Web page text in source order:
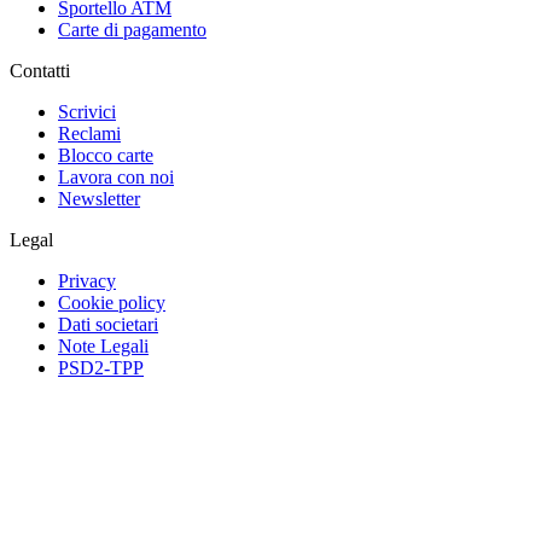
Sportello ATM
Carte di pagamento
Contatti
Scrivici
Reclami
Blocco carte
Lavora con noi
Newsletter
Legal
Privacy
Cookie policy
Dati societari
Note Legali
PSD2-TPP